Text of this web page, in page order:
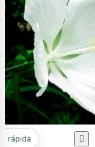
rápida 